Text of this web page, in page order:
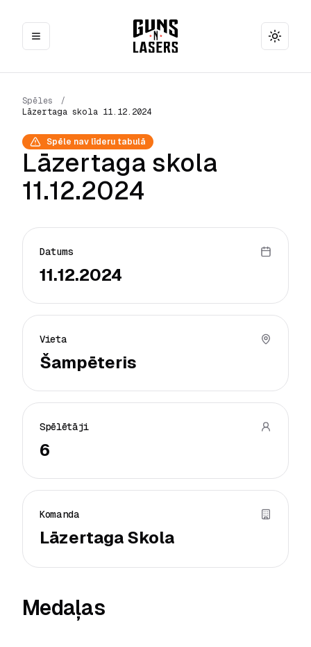
Toggle
Spēles
/
Lāzertaga skola 11.12.2024
Spēle nav līderu tabulā
Lāzertaga skola
11.12.2024
Datums
11.12.2024
Vieta
Šampēteris
Spēlētāji
6
Komanda
Lāzertaga Skola
Medaļas